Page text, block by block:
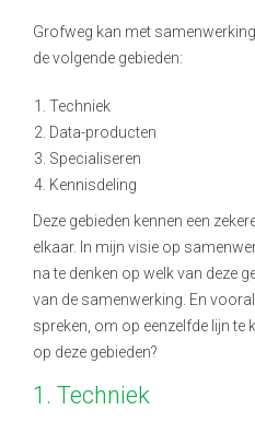
Grofweg kan met
de volgende gebieden:
Techniek
Data-producten
Specialiseren
Kennisdeling
Deze gebieden kennen een
elkaar. In mijn visie op
na te denken op welk van deze
van de samenwerking. En
spreken, om op eenzelfde lijn te
op deze gebieden?
1. Techniek